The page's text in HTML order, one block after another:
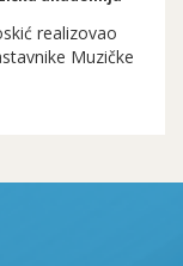
realizovao
Muzičke